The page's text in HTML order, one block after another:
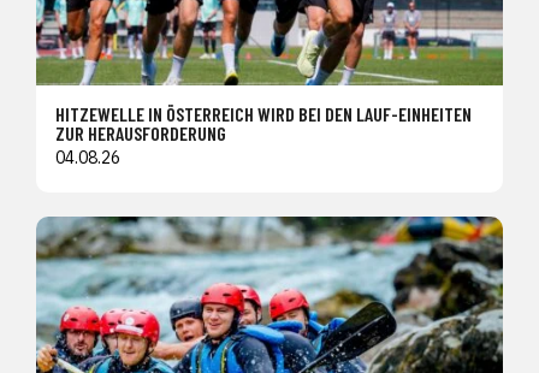
HITZEWELLE IN ÖSTERREICH WIRD BEI DEN LAUF-EINHEITEN
ZUR HERAUSFORDERUNG
04.08.26